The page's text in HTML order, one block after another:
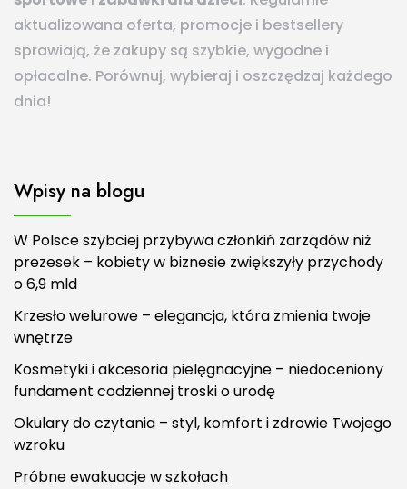
aktualizowana oferta, promocje i bestsellery
sprawiają, że zakupy są szybkie, wygodne i
opłacalne. Porównuj, wybieraj i oszczędzaj każdego
dnia!
Wpisy na blogu
W Polsce szybciej przybywa członkiń zarządów niż
prezesek – kobiety w biznesie zwiększyły przychody
o 6,9 mld
Krzesło welurowe – elegancja, która zmienia twoje
wnętrze
Kosmetyki i akcesoria pielęgnacyjne – niedoceniony
fundament codziennej troski o urodę
Okulary do czytania – styl, komfort i zdrowie Twojego
wzroku
Próbne ewakuacje w szkołach